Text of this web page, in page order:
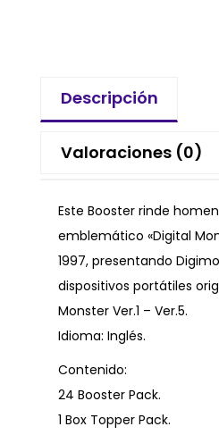
Descripción
Valoraciones (0)
Este Booster rinde
emblemático «Digital
1997, presentando
dispositivos portátiles
Monster Ver.1 – Ver.5.
Idioma: Inglés.
Contenido:
24 Booster Pack.
1 Box Topper Pack.